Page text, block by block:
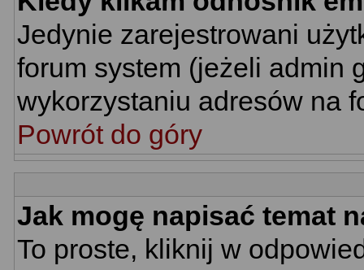
Jedynie zarejestrowani
forum system (jeżeli admin
wykorzystaniu adresów na
Powrót do góry
Jak mogę napisać temat
To proste, kliknij w